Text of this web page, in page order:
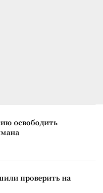
освободить
проверить на